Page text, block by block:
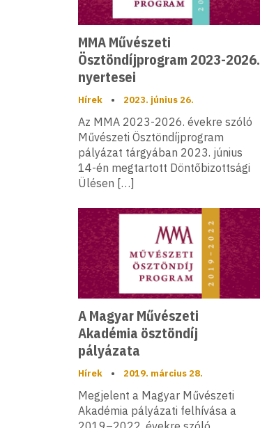
MMA Művészeti
Ösztöndíjprogram 2023-2026.
nyertesei
Hírek • 2023. június 26.
Az MMA 2023-2026. évekre szóló
Művészeti Ösztöndíjprogram
pályázat tárgyában 2023. június
14-én megtartott Döntőbizottsági
Ülésen […]
A Magyar Művészeti
Akadémia ösztöndíj
pályázata
Hírek • 2019. március 28.
Megjelent a Magyar Művészeti
Akadémia pályázati felhívása a